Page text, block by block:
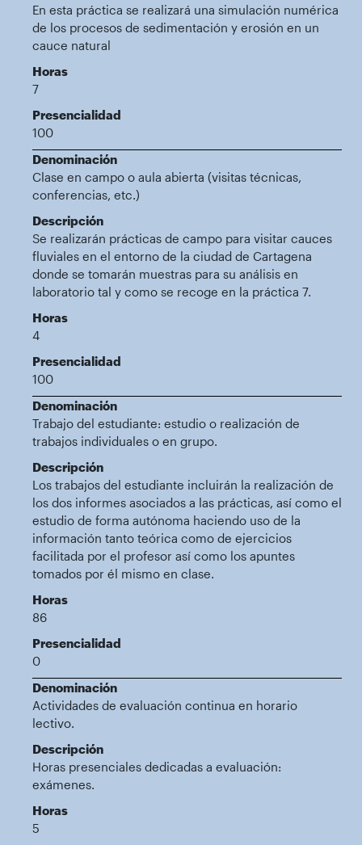
En esta práctica se realizará una simulación numérica
de los procesos de sedimentación y erosión en un
cauce natural
Horas
7
Presencialidad
100
Denominación
Clase en campo o aula abierta (visitas técnicas,
conferencias, etc.)
Descripción
Se realizarán prácticas de campo para visitar cauces
fluviales en el entorno de la ciudad de Cartagena
donde se tomarán muestras para su análisis en
laboratorio tal y como se recoge en la práctica 7.
Horas
4
Presencialidad
100
Denominación
Trabajo del estudiante: estudio o realización de
trabajos individuales o en grupo.
Descripción
Los trabajos del estudiante incluirán la realización de
los dos informes asociados a las prácticas, así como el
estudio de forma autónoma haciendo uso de la
información tanto teórica como de ejercicios
facilitada por el profesor así como los apuntes
tomados por él mismo en clase.
Horas
86
Presencialidad
0
Denominación
Actividades de evaluación continua en horario
lectivo.
Descripción
Horas presenciales dedicadas a evaluación:
exámenes.
Horas
5